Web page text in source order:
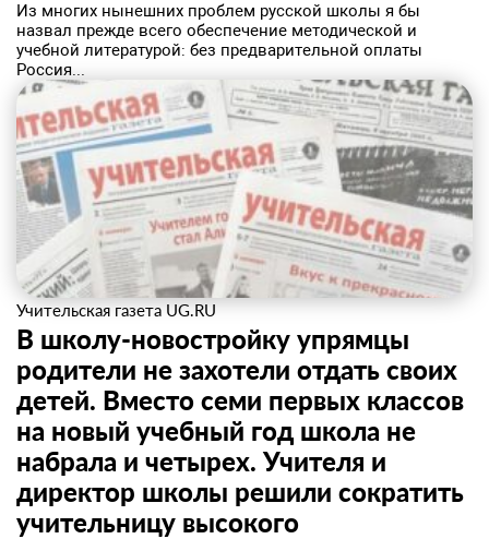
Из многих нынешних проблем русской школы я бы
назвал прежде всего обеспечение методической и
учебной литературой: без предварительной оплаты
Россия...
Учительская газета UG.RU
В школу-новостройку упрямцы
родители не захотели отдать своих
детей. Вместо семи первых классов
на новый учебный год школа не
набрала и четырех. Учителя и
директор школы решили сократить
учительницу высокого